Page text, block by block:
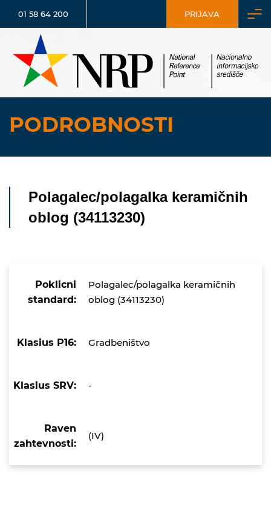
01 58 64 200 PRIJAVA
PODROBNOSTI
Polagalec/polagalka keramičnih
oblog (34113230)
Poklicni
standard:
Polagalec/polagalka keramičnih
oblog (34113230)
Klasius P16: Gradbeništvo
Klasius SRV: -
Raven
zahtevnosti:
(IV)